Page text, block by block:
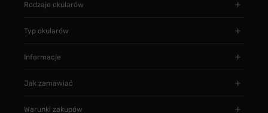
Rodzaje okularów
Typ okularów
Informacje
Jak zamawiać
Warunki zakupów